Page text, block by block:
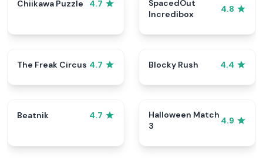
Chiikawa Puzzle 4.7
SpacedOut
Incredibox
4.8
The Freak Circus 4.7 Blocky Rush 4.4
Beatnik 4.7
Halloween Match
3
4.9